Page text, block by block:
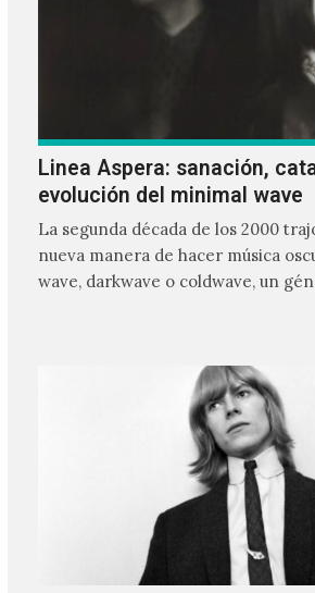
Linea Aspera: sanación,
evolución del minimal wave
La segunda década de los 2000
nueva manera de hacer música
wave, darkwave o coldwave, un